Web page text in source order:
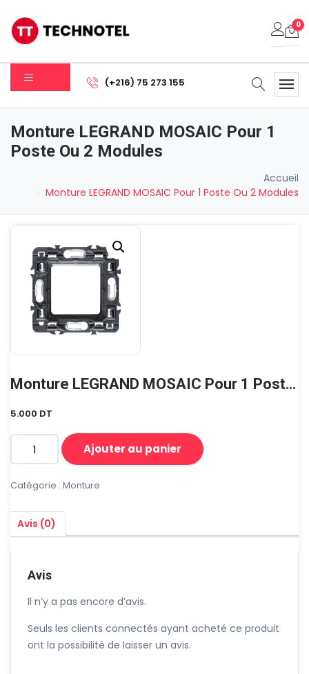
0
Votre panier est vide.
Sous-total: 0.000DT
Voir Le Panier Commander
(+216) 75 273 155
Monture LEGRAND MOSAIC Pour 1
Poste Ou 2 Modules
Accueil
Monture LEGRAND MOSAIC Pour 1 Poste Ou 2 Modules
Monture LEGRAND MOSAIC Pour 1 Poste Ou 2 Modules
5.000 DT
quantité
Monture
MOSAIC
Pour
1
Modules
Ajouter au panier
Catégorie : Monture
Avis (0)
Avis
Il n’y a pas encore d’avis.
Seuls les clients connectés ayant acheté ce produit
ont la possibilité de laisser un avis.